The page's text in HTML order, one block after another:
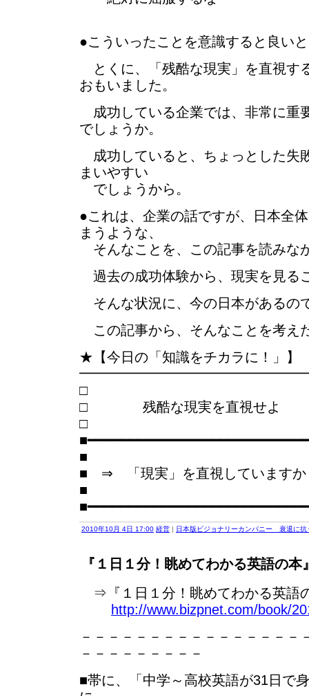
●こういったことを意識すると良い
とくに、「残酷な現実」を直視す
おもいました。
成功している企業では、非常に重
でしょうか。
成功していると、ちょっとした失
まいやすい
でしょうから。
●これは、企業の話ですが、日本全
まうような、
そんなことを、この記事を読みな
過去の成功体験から、現実を見る
そんな状況に、今の日本があるの
この記事から、そんなことを考え
★【今日の「知識をチカラに！」】
□ 残酷な現実を直視せよ
■
■ ⇒ 「現実」を直視していますか
■
2010年10月 4日 17:00 経営 | 日本版ビジョナリーカンパニー 衰退に抗
『１日１分！眺めてわかる英語の
⇒『１日１分！眺めてわかる英語
http://www.bizpnet.com/book/
－－－－－－－－－－－－－－－－
－－－－－－－－－
■帯に、「中学～高校英語が31日で